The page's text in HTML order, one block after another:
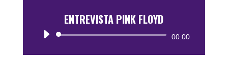
ENTREVISTA PINK FLOYD
Reproductor
00:00